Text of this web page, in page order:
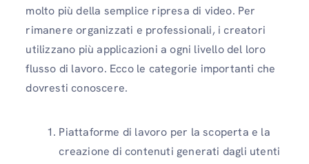
molto più della semplice ripresa di video. Per
rimanere organizzati e professionali, i creatori
utilizzano più applicazioni a ogni livello del loro
flusso di lavoro. Ecco le categorie importanti che
dovresti conoscere.
Piattaforme di lavoro per la scoperta e la
creazione di contenuti generati dagli utenti